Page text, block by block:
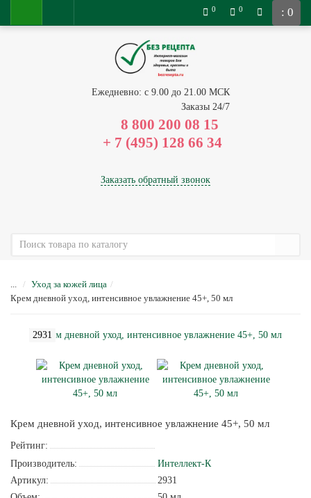
: 0
0 0
Ежедневно: с 9.00 до 21.00 МСК
Заказы 24/7
8 800 200 08 15
Заказать обратный звонок
...
Уход за кожей лица
Крем дневной уход, интенсивное увлажнение 45+, 50 мл
2931
Крем дневной уход, интенсивное увлажнение 45+, 50 мл
Рейтинг:
Производитель:
Интеллект-К
Артикул:
2931